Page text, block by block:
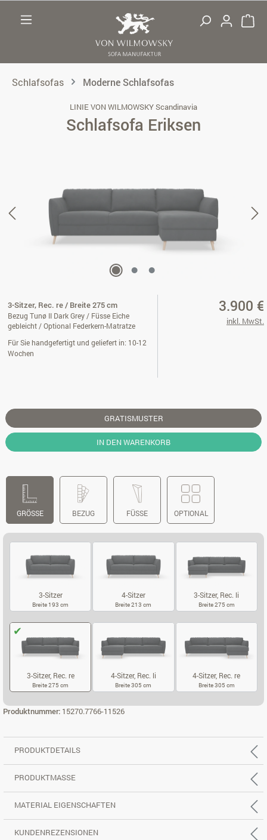
Schlafsofas Moderne Schlafsofas
LINIE VON WILMOWSKY Scandinavia
Schlafsofa Eriksen
3-Sitzer, Rec. re / Breite 275 cm
Bezug Tunø II Dark Grey / Füsse Eiche
gebleicht / Optional Federkern-Matratze
Für Sie handgefertigt und geliefert in: 10-12
Wochen
3.900 €
inkl. MwSt.
GRATISMUSTER
IN DEN WARENKORB
GRÖSSE BEZUG FÜSSE OPTIONAL
3-Sitzer
Breite 193 cm
4-Sitzer
Breite 213 cm
3-Sitzer, Rec. li
Breite 275 cm
3-Sitzer, Rec. re
Breite 275 cm
4-Sitzer, Rec. li
Breite 305 cm
4-Sitzer, Rec. re
Breite 305 cm
Produktnummer: 15270.7766-11526
PRODUKTDETAILS
PRODUKTMASSE
MATERIAL EIGENSCHAFTEN
KUNDENREZENSIONEN